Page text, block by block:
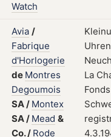
Watch
Avia /
Fabrique
d'Horlogerie
de Montres
Degoumois
SA/ Montex
SA/ Mead &
Co./ Rode
La